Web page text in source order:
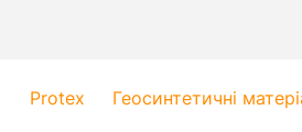
Protex Геосинтетичні